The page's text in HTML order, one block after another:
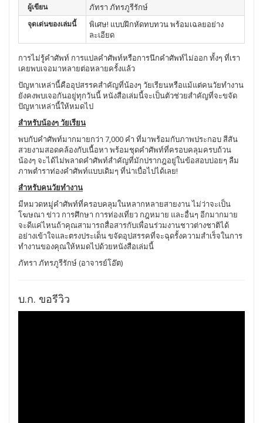
ผู้เขียน ภัทรา ภัทรภูรีรักษ์
จุดเด่นของเล่มนี้
พิเศษ! แบบฝึกหัดทบทวน พร้อมเฉลยอย่าง
ละเอียด
การไม่รู้คำศัพท์ การแปลคำศัพท์หรือการนึกคำศัพท์ไม่ออก ทั้งๆ ที่เรา
เคยพบเจอมาหลายต่อหลายครั้งแล้ว
ปัญหาเหล่านี้คืออุปสรรคสำคัญที่น้องๆ วัยเรียนหรือแม้แต่คนวัยทำงาน
ยังคงพบเจอกันอยู่ทุกวันนี้ หนังสือเล่มนี้จะเป็นตัวช่วยสำคัญที่จะขจัด
ปัญหาเหล่านี้ให้หมดไป
สำหรับน้องๆ วัยเรียน
พบกับคำศัพท์มากมายกว่า 7,000 คำ ที่มาพร้อมกับภาพประกอบ สีสัน
สวยงามสอดคล้องกับเนื้อหา พร้อมชุดคำศัพท์ที่ครอบคลุมครบถ้วน
น้องๆ จะได้ไม่พลาดคำศัพท์สำคัญที่มักปรากฎอยู่ในข้อสอบบ่อยๆ ลืม
ภาพตำราท่องคำศัพท์แบบเดิมๆ ที่น่าเบื่อไปได้เลย!
สำหรับคนวัยทำงาน
มีหมวดหมู่คำศัพท์ที่ครอบคลุมในหลากหลายสายงาน ไม่ว่าจะเป็น
โฆษณา ข่าว การศึกษา การท่องเที่ยว กฎหมาย และอื่นๆ อีกมากมาย
จะดีแค่ไหนถ้าคุณสามารถสื่อสารกับเพื่อนร่วมงานชาวต่างชาติได้
อย่างเข้าใจและตรงประเด็น ขจัดอุปสรรคที่จะฉุดรั้งความสำเร็จในการ
ทำงานของคุณให้หมดไปด้วยหนังสือเล่มนี้
ภัทรา ภัทรภูรีรักษ์ (อาจารย์โอ๊ต)
บ.ก. ขอรีวิว